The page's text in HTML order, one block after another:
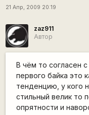
21 Апр, 2009 20:19
zaz911
Автор
В чём то согласен
первого байка это
тенденцию, у кого
стильный велик то
опрятности и